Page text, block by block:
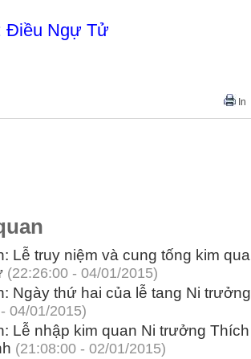
Điều Ngự Tử
In
Lễ truy niệm và cung tống kim
(22:26:00 - 04/01/2015)
Ngày thứ hai của lễ tang Ni
04/01/2015)
Lễ nhập kim quan Ni trưởng
(21:08:00 - 02/01/2015)